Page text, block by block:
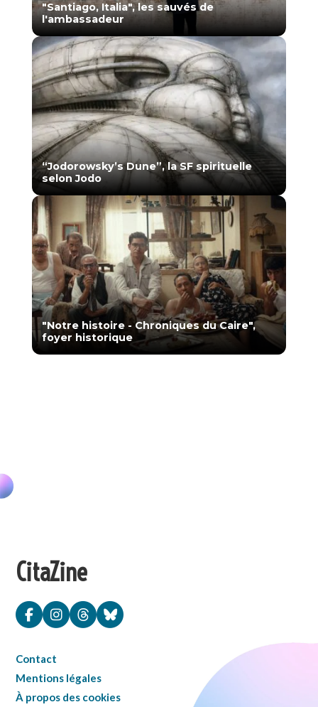
"Santiago, Italia", les sauvés de
l'ambassadeur
“Jodorowsky’s Dune”, la SF spirituelle
selon Jodo
"Notre histoire - Chroniques du Caire",
foyer historique
CitaZine
Contact
Mentions légales
À propos des cookies